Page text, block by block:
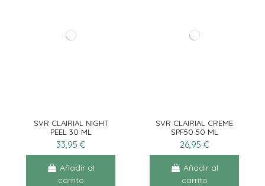
SVR CLAIRIAL NIGHT
PEEL 30 ML
33,95 €
Añadir al
carrito
SVR CLAIRIAL CREME
SPF50 50 ML
26,95 €
Añadir al
carrito